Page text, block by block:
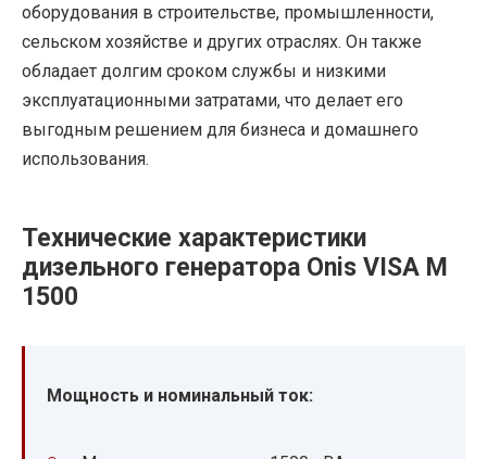
оборудования в строительстве, промышленности,
сельском хозяйстве и других отраслях. Он также
обладает долгим сроком службы и низкими
эксплуатационными затратами, что делает его
выгодным решением для бизнеса и домашнего
использования.
Технические характеристики
дизельного генератора Onis VISA M
1500
Мощность и номинальный ток: